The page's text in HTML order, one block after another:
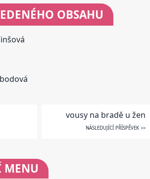
OBSAHU
vousy na bradě u žen
NÁSLEDUJÍCÍ PŘÍSPĚVEK >>
MENU